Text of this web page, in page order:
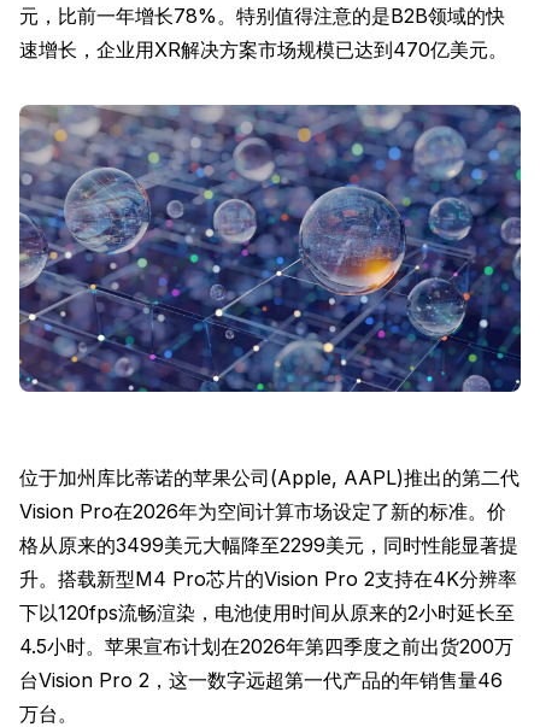
元，比前一年增长78%。特别值得注意的是B2B领域的快
速增长，企业用XR解决方案市场规模已达到470亿美元。
位于加州库比蒂诺的苹果公司(Apple, AAPL)推出的第二代
Vision Pro在2026年为空间计算市场设定了新的标准。价
格从原来的3499美元大幅降至2299美元，同时性能显著提
升。搭载新型M4 Pro芯片的Vision Pro 2支持在4K分辨率
下以120fps流畅渲染，电池使用时间从原来的2小时延长至
4.5小时。苹果宣布计划在2026年第四季度之前出货200万
台Vision Pro 2，这一数字远超第一代产品的年销售量46
万台。